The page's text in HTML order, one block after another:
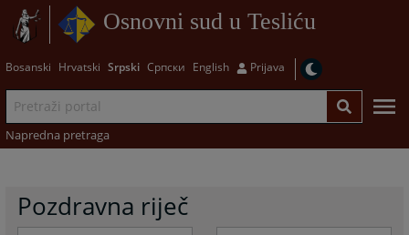
Osnovni sud u Tesliću
Bosanski Hrvatski Srpski Српски English Prijava
Napredna pretraga
Pozdravna riječ